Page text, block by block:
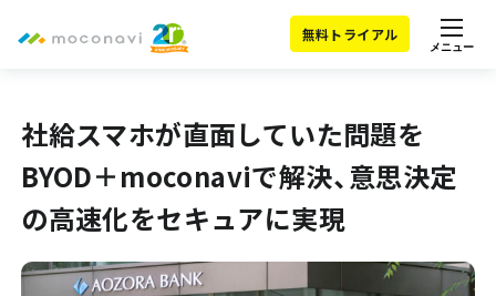
無料トライアル
メニュー
社給スマホが直面していた問題を
BYOD＋moconaviで解決、意思決定
の高速化をセキュアに実現